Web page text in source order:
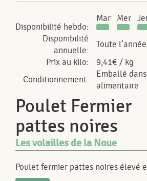
Disponibilité hebdo:
Mar Mer
Disponibilité
annuelle:
Toute l’année
Prix au kilo:
9,41€ / kg
Conditionnement:
Emballé
alimentaire
Poulet Fermier
pattes noires
Les volailles de la Noue
Poulet fermier pattes noires élevé